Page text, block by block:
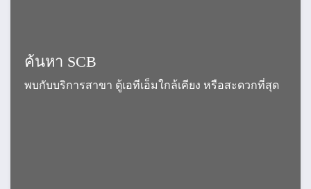
ค้นหา SCB
พบกับบริการสาขา ตู้เอทีเอ็มใกล้เคียง หรือสะดวกที่สุด